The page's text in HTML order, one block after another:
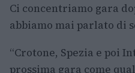
Ci concentriamo gara
abbiamo mai parlato di
“Crotone, Spezia e poi
prossima gara come